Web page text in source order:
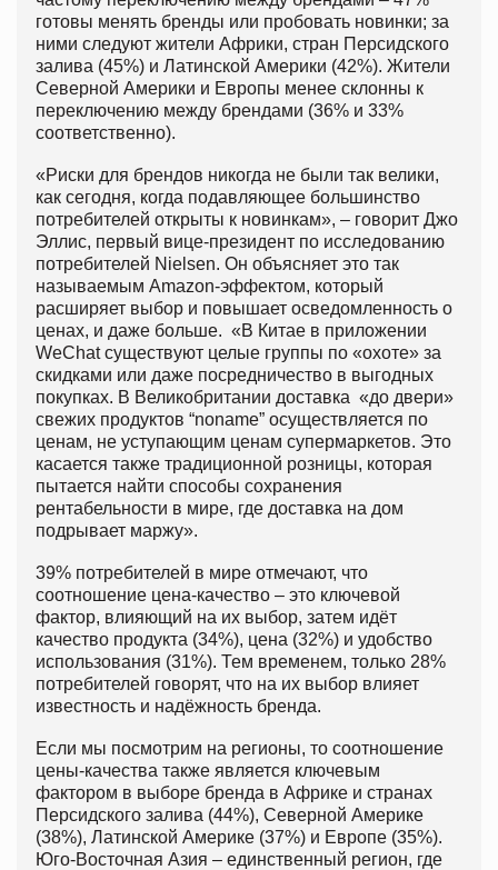
готовы менять бренды или пробовать новинки; за
ними следуют жители Африки, стран Персидского
залива (45%) и Латинской Америки (42%). Жители
Северной Америки и Европы менее склонны к
переключению между брендами (36% и 33%
соответственно).
«Риски для брендов никогда не были так велики,
как сегодня, когда подавляющее большинство
потребителей открыты к новинкам», – говорит Джо
Эллис, первый вице-президент по исследованию
потребителей Nielsen. Он объясняет это так
называемым Amazon-эффектом, который
расширяет выбор и повышает осведомленность о
ценах, и даже больше. «В Китае в приложении
WeChat существуют целые группы по «охоте» за
скидками или даже посредничество в выгодных
покупках. В Великобритании доставка «до двери»
свежих продуктов “noname” осуществляется по
ценам, не уступающим ценам супермаркетов. Это
касается также традиционной розницы, которая
пытается найти способы сохранения
рентабельности в мире, где доставка на дом
подрывает маржу».
39% потребителей в мире отмечают, что
соотношение цена-качество – это ключевой
фактор, влияющий на их выбор, затем идёт
качество продукта (34%), цена (32%) и удобство
использования (31%). Тем временем, только 28%
потребителей говорят, что на их выбор влияет
известность и надёжность бренда.
Если мы посмотрим на регионы, то соотношение
цены-качества также является ключевым
фактором в выборе бренда в Африке и странах
Персидского залива (44%), Северной Америке
(38%), Латинской Америке (37%) и Европе (35%).
Юго-Восточная Азия – единственный регион, где